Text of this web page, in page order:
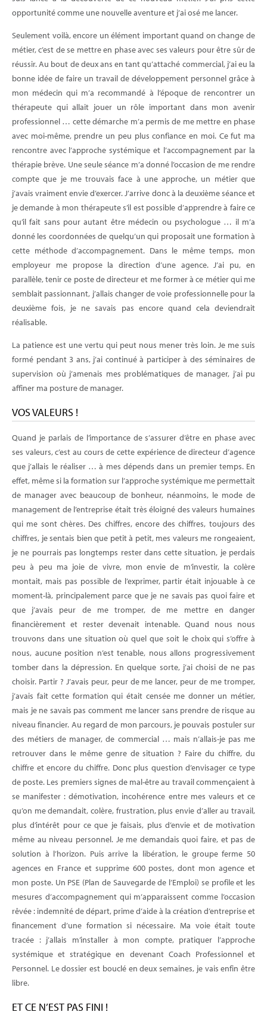
opportunité comme une nouvelle aventure et j’ai osé me lancer.
Seulement voilà, encore un élément important quand on change de
métier, c’est de se mettre en phase avec ses valeurs pour être sûr de
réussir. Au bout de deux ans en tant qu’attaché commercial, j’ai eu la
bonne idée de faire un travail de développement personnel grâce à
mon médecin qui m’a recommandé à l’époque de rencontrer un
thérapeute qui allait jouer un rôle important dans mon avenir
professionnel … cette démarche m’a permis de me mettre en phase
avec moi-même, prendre un peu plus confiance en moi. Ce fut ma
rencontre avec l’approche systémique et l’accompagnement par la
thérapie brève. Une seule séance m’a donné l’occasion de me rendre
compte que je me trouvais face à une approche, un métier que
j’avais vraiment envie d’exercer. J’arrive donc à la deuxième séance et
je demande à mon thérapeute s’il est possible d’apprendre à faire ce
qu’il fait sans pour autant être médecin ou psychologue … il m’a
donné les coordonnées de quelqu’un qui proposait une formation à
cette méthode d’accompagnement. Dans le même temps, mon
employeur me propose la direction d’une agence. J’ai pu, en
parallèle, tenir ce poste de directeur et me former à ce métier qui me
semblait passionnant, j’allais changer de voie professionnelle pour la
deuxième fois, je ne savais pas encore quand cela deviendrait
réalisable.
La patience est une vertu qui peut nous mener très loin. Je me suis
formé pendant 3 ans, j’ai continué à participer à des séminaires de
supervision où j’amenais mes problématiques de manager, j’ai pu
affiner ma posture de manager.
VOS VALEURS !
Quand je parlais de l’importance de s’assurer d’être en phase avec
ses valeurs, c’est au cours de cette expérience de directeur d’agence
que j’allais le réaliser … à mes dépends dans un premier temps. En
effet, même si la formation sur l’approche systémique me permettait
de manager avec beaucoup de bonheur, néanmoins, le mode de
management de l’entreprise était très éloigné des valeurs humaines
qui me sont chères. Des chiffres, encore des chiffres, toujours des
chiffres, je sentais bien que petit à petit, mes valeurs me rongeaient,
je ne pourrais pas longtemps rester dans cette situation, je perdais
peu à peu ma joie de vivre, mon envie de m’investir, la colère
montait, mais pas possible de l’exprimer, partir était injouable à ce
moment-là, principalement parce que je ne savais pas quoi faire et
que j’avais peur de me tromper, de me mettre en danger
financièrement et rester devenait intenable. Quand nous nous
trouvons dans une situation où quel que soit le choix qui s’offre à
nous, aucune position n’est tenable, nous allons progressivement
tomber dans la dépression. En quelque sorte, j’ai choisi de ne pas
choisir. Partir ? J’avais peur, peur de me lancer, peur de me tromper,
j’avais fait cette formation qui était censée me donner un métier,
mais je ne savais pas comment me lancer sans prendre de risque au
niveau financier. Au regard de mon parcours, je pouvais postuler sur
des métiers de manager, de commercial … mais n’allais-je pas me
retrouver dans le même genre de situation ? Faire du chiffre, du
chiffre et encore du chiffre. Donc plus question d’envisager ce type
de poste. Les premiers signes de mal-être au travail commençaient à
se manifester : démotivation, incohérence entre mes valeurs et ce
qu’on me demandait, colère, frustration, plus envie d’aller au travail,
plus d’intérêt pour ce que je faisais, plus d’envie et de motivation
même au niveau personnel. Je me demandais quoi faire, et pas de
solution à l’horizon. Puis arrive la libération, le groupe ferme 50
agences en France et supprime 600 postes, dont mon agence et
mon poste. Un PSE (Plan de Sauvegarde de l’Emploi) se profile et les
mesures d’accompagnement qui m’apparaissent comme l’occasion
rêvée : indemnité de départ, prime d’aide à la création d’entreprise et
financement d’une formation si nécessaire. Ma voie était toute
tracée : j’allais m’installer à mon compte, pratiquer l’approche
systémique et stratégique en devenant Coach Professionnel et
Personnel. Le dossier est bouclé en deux semaines, je vais enfin être
libre.
ET CE N’EST PAS FINI !